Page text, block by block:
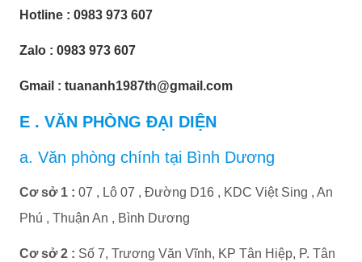
Hotline : 0983 973 607
Zalo : 0983 973 607
Gmail : tuananh1987th@gmail.com
E . VĂN PHÒNG ĐẠI DIỆN
a. Văn phòng chính tại Bình Dương
Cơ sở 1 : 07 , Lô 07 , Đường D16 , KDC Việt Sing , An
Phú , Thuận An , Bình Dương
Cơ sở 2 : Số 7, Trương Văn Vĩnh, KP Tân Hiệp, P. Tân